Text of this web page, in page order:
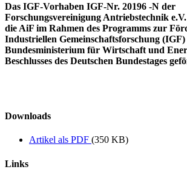
Das IGF-Vorhaben IGF-Nr. 20196 -N der
Forschungsvereinigung Antriebstechnik
die AiF im Rahmen des Programms zur
Industriellen Gemeinschaftsforschung (IGF)
Bundesministerium für Wirtschaft und
Beschlusses des Deutschen Bundestages
Downloads
Artikel als PDF (350 KB)
Links